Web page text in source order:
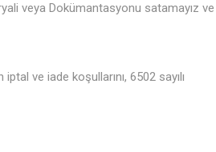
veya Dokümantasyonu satamayız ve
ve iade koşullarını, 6502 sayılı